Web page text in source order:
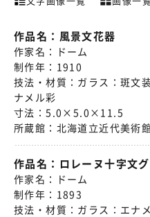
作品名： 風景文花器
作家名： ドーム
制作年： 1910
技法・材質： ガラス：斑文
ナメル彩
寸法：5.0×5.0×11.5
所蔵館： 北海道立近代美術
作品名： ロレーヌ十字文
作家名： ドーム
制作年： 1893
技法・材質： ガラス：エナ